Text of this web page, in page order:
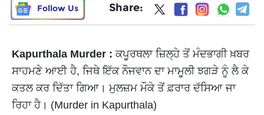
Follow Us Share:
Kapurthala Murder : ਕਪੂਰਥਲਾ ਜ਼ਿਲ੍ਹੇ ਤੋਂ ਮੰਦਭਾਗੀ ਖ਼ਬਰ
ਸਾਹਮਣੇ ਆਈ ਹੈ, ਜਿਥੇ ਇੱਕ ਨੌਜਵਾਨ ਦਾ ਮਾਮੂਲੀ ਝਗੜੇ ਨੂੰ ਲੈ ਕੇ
ਕਤਲ ਕਰ ਦਿੱਤਾ ਗਿਆ। ਮੁਲਜ਼ਮ ਮੌਕੇ ਤੋਂ ਫ਼ਰਾਰ ਦੱਸਿਆ ਜਾ
ਰਿਹਾ ਹੈ। (Murder in Kapurthala)